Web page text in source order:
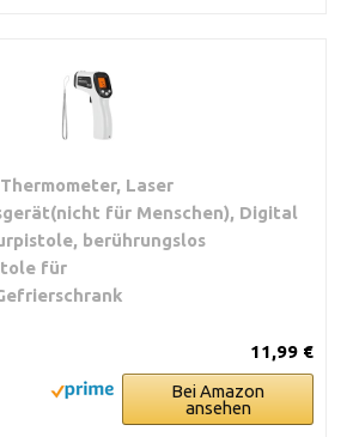
Laser
für Menschen), Digital
berührungslos
für
11,99 €
Bei Amazon
ansehen